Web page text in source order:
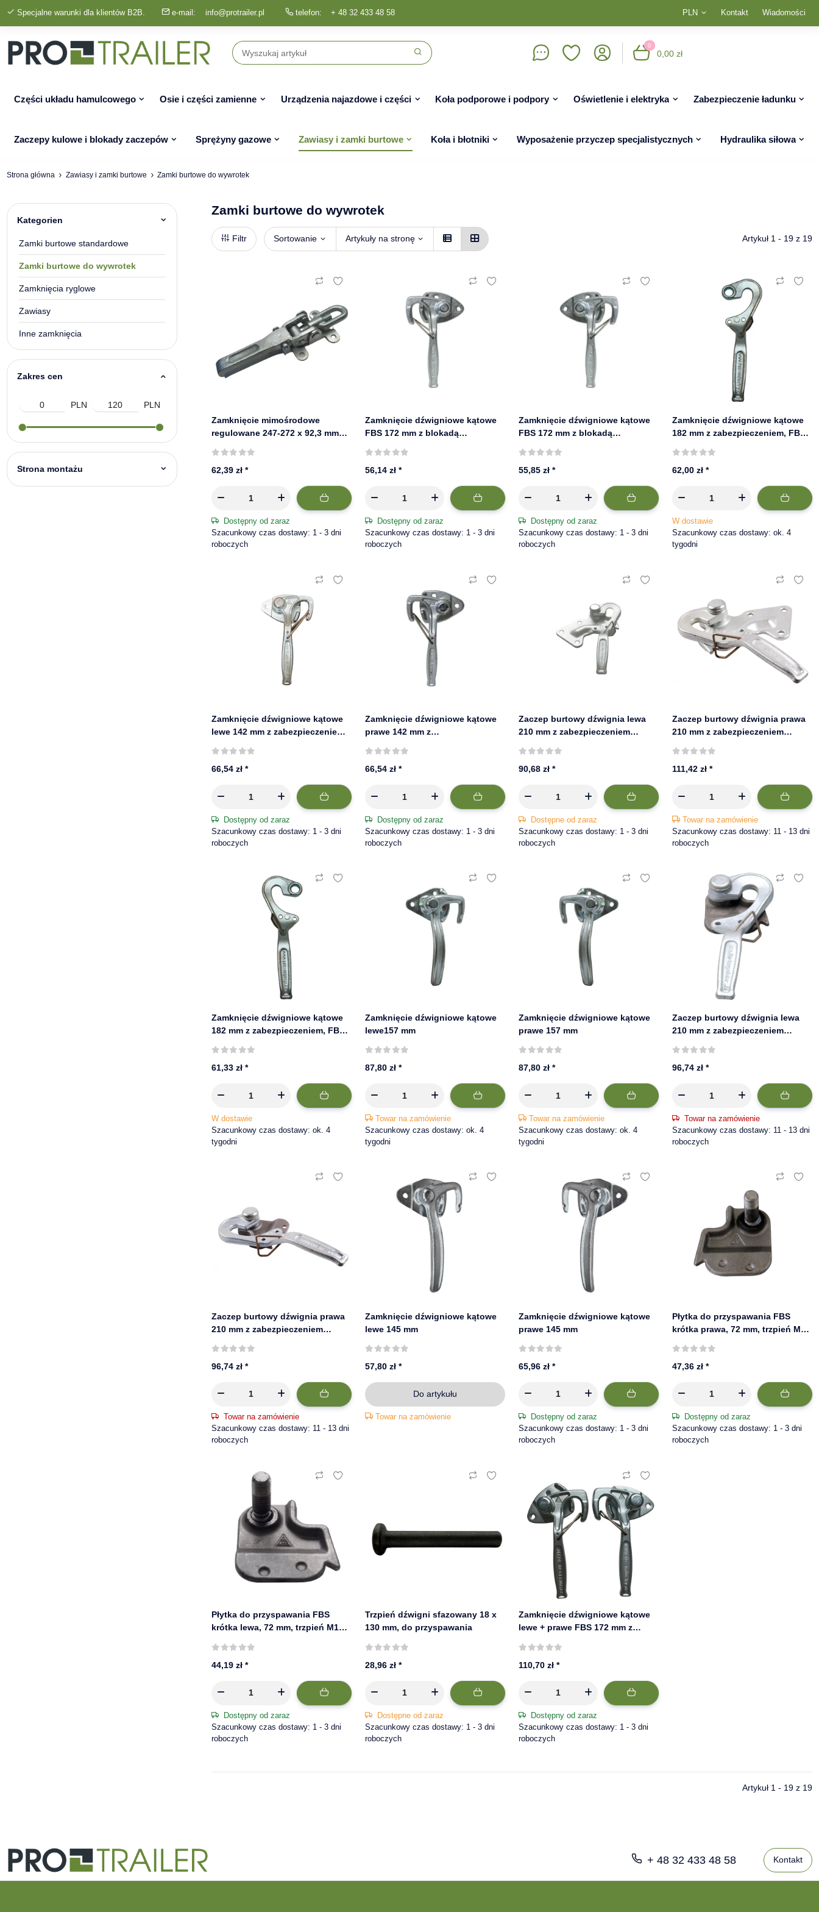
PLN Kontakt Wiadomości
Specjalne warunki dla klientów B2B. e-mail: info@protrailer.pl telefon: + 48 32 433 48 58
0
0,00 zł
Części układu hamulcowego Osie i części zamienne Urządzenia najazdowe i części Koła podporowe i podpory Oświetlenie i elektryka Zabezpieczenie ładunku
Zaczepy kulowe i blokady zaczepów Sprężyny gazowe Zawiasy i zamki burtowe Koła i błotniki Wyposażenie przyczep specjalistycznych Hydraulika siłowa
Strona główna Zawiasy i zamki burtowe Zamki burtowe do wywrotek
Zamki burtowe do wywrotek
Filtr Sortowanie Artykuły na stronę Artykuł 1 - 19 z 19
Zamknięcie mimośrodowe
regulowane 247-272 x 92,3 mm
przyczepy
62,39 zł*
Dostępny od zaraz
Szacunkowy czas dostawy: 1 - 3 dni
roboczych
Zamknięcie dźwigniowe kątowe
FBS 172 mm z blokadą
prawe
56,14 zł*
Dostępny od zaraz
Szacunkowy czas dostawy: 1 - 3 dni
roboczych
Zamknięcie dźwigniowe kątowe
FBS 172 mm z blokadą
lewe
55,85 zł*
Dostępny od zaraz
Szacunkowy czas dostawy: 1 - 3 dni
roboczych
Zamknięcie dźwigniowe kątowe
182 mm z zabezpieczeniem, FBS |
62,00 zł*
W dostawie
Szacunkowy czas dostawy: ok. 4
tygodni
Zamknięcie dźwigniowe kątowe
lewe 142 mm z zabezpieczeniem,
66,54 zł*
Dostępny od zaraz
Szacunkowy czas dostawy: 1 - 3 dni
roboczych
Zamknięcie dźwigniowe kątowe
prawe 142 mm z
66,54 zł*
Dostępny od zaraz
Szacunkowy czas dostawy: 1 - 3 dni
roboczych
Zaczep burtowy dźwignia lewa
210 mm z zabezpieczeniem
90,68 zł*
Dostępne od zaraz
Szacunkowy czas dostawy: 1 - 3 dni
roboczych
Zaczep burtowy dźwignia prawa
210 mm z zabezpieczeniem
111,42 zł*
Towar na zamówienie
Szacunkowy czas dostawy: 11 - 13 dni
roboczych
Zamknięcie dźwigniowe kątowe
182 mm z zabezpieczeniem, FBS |
61,33 zł*
W dostawie
Szacunkowy czas dostawy: ok. 4
tygodni
Zamknięcie dźwigniowe kątowe
lewe157 mm
87,80 zł*
Towar na zamówienie
Szacunkowy czas dostawy: ok. 4
tygodni
Zamknięcie dźwigniowe kątowe
prawe 157 mm
87,80 zł*
Towar na zamówienie
Szacunkowy czas dostawy: ok. 4
tygodni
Zaczep burtowy dźwignia lewa
210 mm z zabezpieczeniem
96,74 zł*
Towar na zamówienie
Szacunkowy czas dostawy: 11 - 13 dni
roboczych
Zaczep burtowy dźwignia prawa
210 mm z zabezpieczeniem
96,74 zł*
Towar na zamówienie
Szacunkowy czas dostawy: 11 - 13 dni
roboczych
Zamknięcie dźwigniowe kątowe
lewe 145 mm
57,80 zł*
Do artykułu
Towar na zamówienie
Zamknięcie dźwigniowe kątowe
prawe 145 mm
65,96 zł*
Dostępny od zaraz
Szacunkowy czas dostawy: 1 - 3 dni
roboczych
Płytka do przyspawania FBS
krótka prawa, 72 mm, trzpień M14
47,36 zł*
Dostępny od zaraz
Szacunkowy czas dostawy: 1 - 3 dni
roboczych
Płytka do przyspawania FBS
krótka lewa, 72 mm, trzpień M14 ×
44,19 zł*
Dostępny od zaraz
Szacunkowy czas dostawy: 1 - 3 dni
roboczych
Trzpień dźwigni sfazowany 18 x
130 mm, do przyspawania
28,96 zł*
Dostępne od zaraz
Szacunkowy czas dostawy: 1 - 3 dni
roboczych
Zamknięcie dźwigniowe kątowe
lewe + prawe FBS 172 mm z
stal ocynk
110,70 zł*
Dostępny od zaraz
Szacunkowy czas dostawy: 1 - 3 dni
roboczych
Artykuł 1 - 19 z 19
Kategorien
Zamki burtowe standardowe
Zamki burtowe do wywrotek
Zamknięcia ryglowe
Zawiasy
Inne zamknięcia
Zakres cen
PLN PLN
Strona montażu
+ 48 32 433 48 58 Kontakt